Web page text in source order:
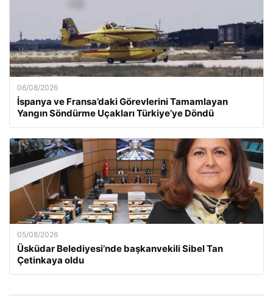
06/08/2026
İspanya ve Fransa’daki Görevlerini Tamamlayan
Yangın Söndürme Uçakları Türkiye’ye Döndü
05/08/2026
Üsküdar Belediyesi’nde başkanvekili Sibel Tan
Çetinkaya oldu